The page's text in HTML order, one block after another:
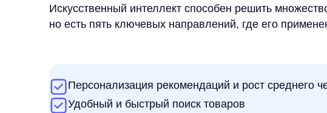
Аналитика и принятие решений на основе данных
их решать.